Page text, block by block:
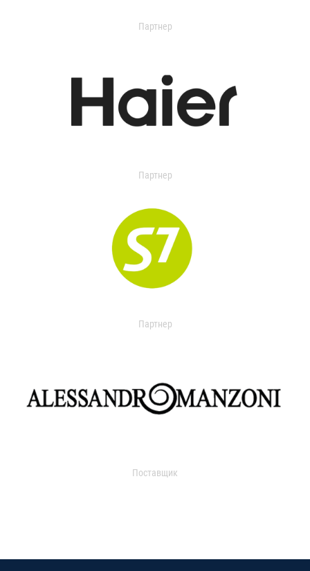
Партнер
Партнер
Партнер
Поставщик